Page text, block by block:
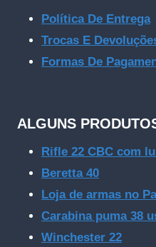
Política De Entrega
Trocas E
Formas De
ALGUNS
Rifle 22 CBC com
Beretta 40
Loja de armas no
Carabina puma 38
Winchester 22